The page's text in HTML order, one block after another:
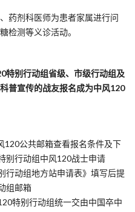
药剂科医师为患者家属进行问
检测等义诊活动。
特别行动组省级、市级行动组及
普宣传的战友报名成为中风120
120公共邮箱查看报名条件及下
别行动组中风120战士申请
行动组地方站申请表》填写后提
组邮箱
特别行动组统一交由中国卒中